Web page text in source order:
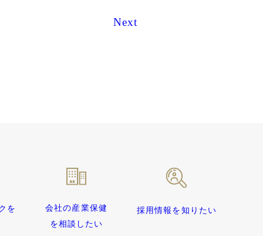
Next
を
会社の産業保健
を相談したい
採用情報を知りたい